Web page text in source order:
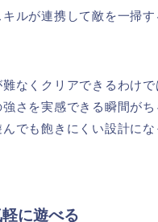
ルが連携して敵を一掃
なくクリアできるわけ
さを実感できる瞬間がち
でも飽きにくい設計にな
に遊べる